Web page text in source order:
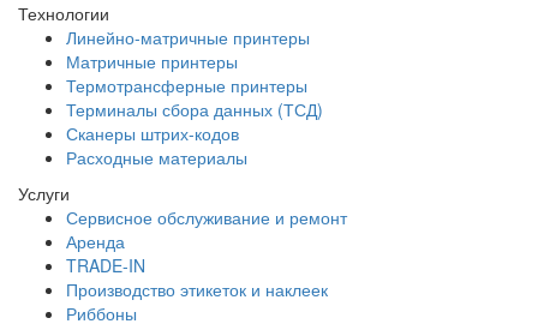
Технологии
Линейно-матричные принтеры
Матричные принтеры
Термотрансферные принтеры
Терминалы сбора данных (ТСД)
Сканеры штрих-кодов
Расходные материалы
Услуги
Сервисное обслуживание и ремонт
Аренда
TRADE-IN
Производство этикеток и наклеек
Риббоны